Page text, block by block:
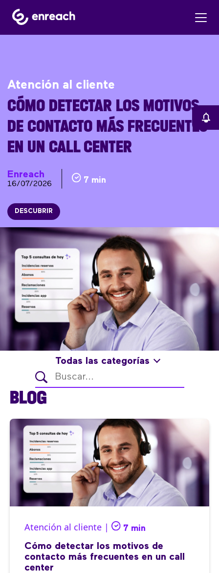
Atención al cliente
CÓMO DETECTAR LOS MOTIVOS
DE CONTACTO MÁS FRECUENTES
EN UN CALL CENTER
Enreach
16/07/2026 7 min
DESCUBRIR
Todas las categorías
BLOG
Atención al cliente | 7 min
Cómo detectar los motivos de
contacto más frecuentes en un call
center